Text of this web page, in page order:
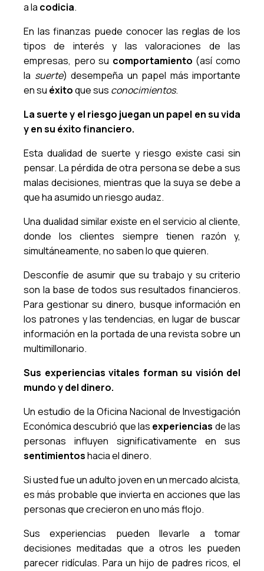
a la codicia.
En las finanzas puede conocer las reglas de los
tipos de interés y las valoraciones de las
empresas, pero su comportamiento (así como
la suerte) desempeña un papel más importante
en su éxitoque sus conocimientos.
La suerte y el riesgo juegan un papel en su vida
y en su éxito financiero.
Esta dualidad de suerte y riesgo existe casi sin
pensar. La pérdida de otra persona se debe a sus
malas decisiones, mientras que la suya se debe a
que ha asumido un riesgo audaz.
Una dualidad similar existe en el servicio al cliente,
donde los clientes siempre tienen razón y,
simultáneamente, no saben lo que quieren.
Desconfíe de asumir que su trabajo y su criterio
son la base de todos sus resultados financieros.
Para gestionar su dinero, busque información en
los patrones y las tendencias, en lugar de buscar
información en la portada de una revista sobre un
multimillonario.
Sus experiencias vitales forman su visión del
mundo y del dinero.
Un estudio de la Oficina Nacional de Investigación
Económica descubrió que las experiencias de las
personas influyen significativamente en sus
sentimientoshacia el dinero.
Si usted fue un adulto joven en un mercado alcista,
es más probable que invierta en acciones que las
personas que crecieron en uno más flojo.
Sus experiencias pueden llevarle a tomar
decisiones meditadas que a otros les pueden
parecer ridículas. Para un hijo de padres ricos, el